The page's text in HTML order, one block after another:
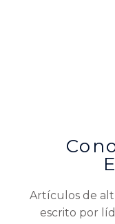
Artículos de
escrito por